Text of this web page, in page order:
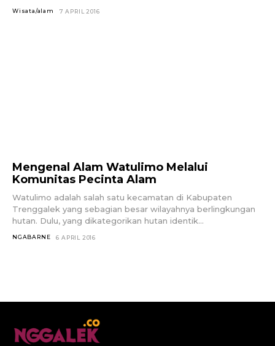
Wisata/alam 7 APRIL 2016
Mengenal Alam Watulimo Melalui
Komunitas Pecinta Alam
Watulimo adalah salah satu kecamatan di Kabupaten
Trenggalek yang sebagian besar wilayahnya berlingkungan
hutan. Dulu, yang dikategorikan hutan identik...
NGABARNE 6 APRIL 2016